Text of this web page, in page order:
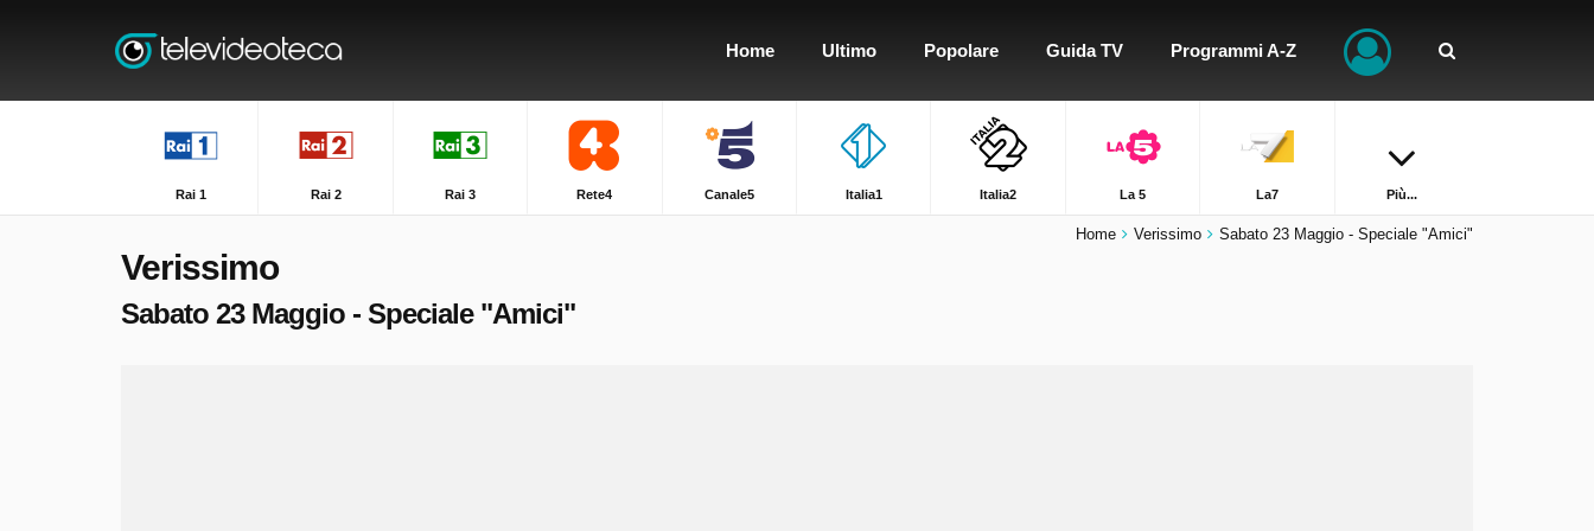
Home Ultimo Popolare Guida TV Programmi A-Z
Rai 1 Rai 2 Rai 3 Rete4 Canale5 Italia1 Italia2 La 5 La7 Più...
Home Verissimo Sabato 23 Maggio - Speciale "Amici"
Verissimo
Sabato 23 Maggio - Speciale "Amici"